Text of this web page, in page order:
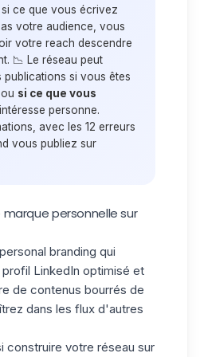
, si ce que vous écrivez
votre audience, vous
votre reach descendre
📉 Le réseau peut
publications si vous êtes
si ce que vous
personne.
avec les 12 erreurs
vous publiez sur
personnelle sur
branding qui
LinkedIn optimisé et
de contenus bourrés de
dans les flux d'autres
construire votre réseau sur